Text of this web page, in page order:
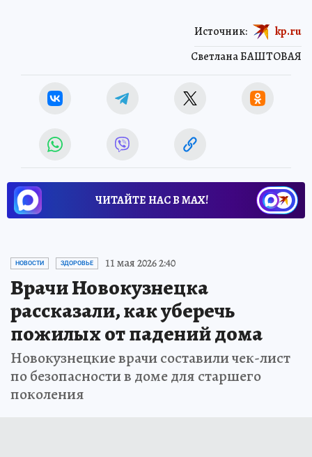
Светлана БАШТОВАЯ
Источник: kp.ru
ЧИТАЙТЕ НАС В МАХ!
НОВОСТИ ЗДОРОВЬЕ 11 мая 2026 2:40
Врачи Новокузнецка
рассказали, как уберечь
пожилых от падений дома
Новокузнецкие врачи составили чек-лист
по безопасности в доме для старшего
поколения